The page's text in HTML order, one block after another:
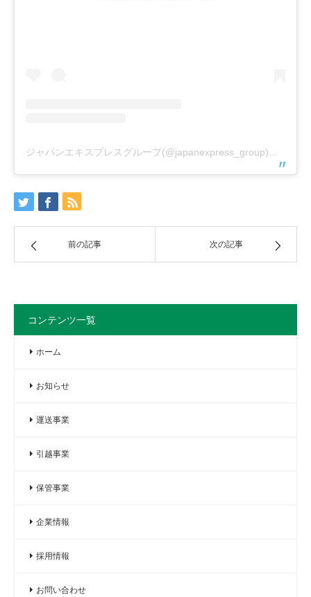
前の記事 次の記事
コンテンツ一覧
ホーム
お知らせ
運送事業
引越事業
保管事業
企業情報
採用情報
お問い合わせ